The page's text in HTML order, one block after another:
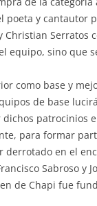
poeta y
Christian Serratos
equipo, sino que
como base y
de base
patrocinios
para formar
derrotado en el
Sabroso
de Chapi fue